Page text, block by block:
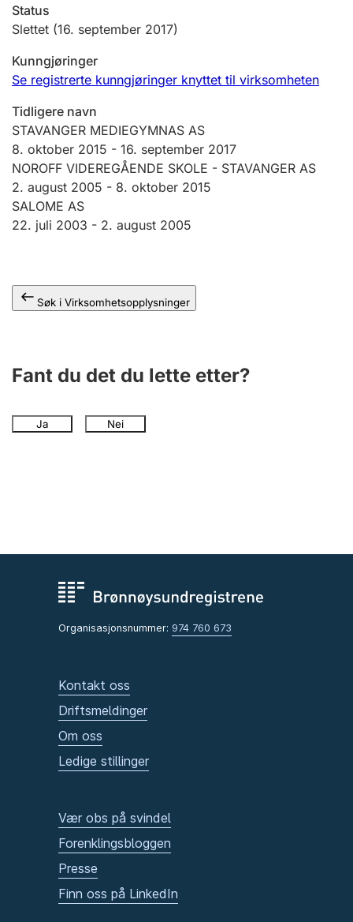
Jeger
Ektepaktveileder
Offentlig sektor
Andre tema
Status
Slettet (16. september 2017)
Kunngjøringer
Se registrerte kunngjøringer knyttet til virksomheten
Tidligere navn
STAVANGER MEDIEGYMNAS AS
8. oktober 2015 - 16. september 2017
NOROFF VIDEREGÅENDE SKOLE - STAVANGER AS
2. august 2005 - 8. oktober 2015
SALOME AS
22. juli 2003 - 2. august 2005
Søk i Virksomhetsopplysninger
Fant du det du lette etter?
Ja Nei
Organisasjonsnummer: 974 760 673
Kontakt oss
Driftsmeldinger
Om oss
Ledige stillinger
Vær obs på svindel
Forenklingsbloggen
Presse
Finn oss på LinkedIn